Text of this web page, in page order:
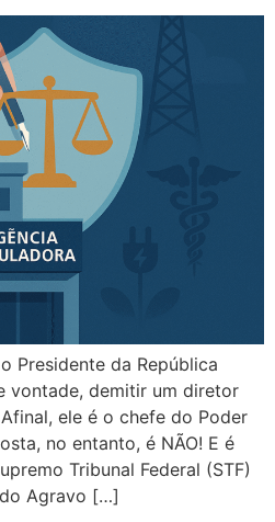
Presidente da República
vontade, demitir um diretor
ele é o chefe do Poder
no entanto, é NÃO! E é
Tribunal Federal (STF)
Agravo […]